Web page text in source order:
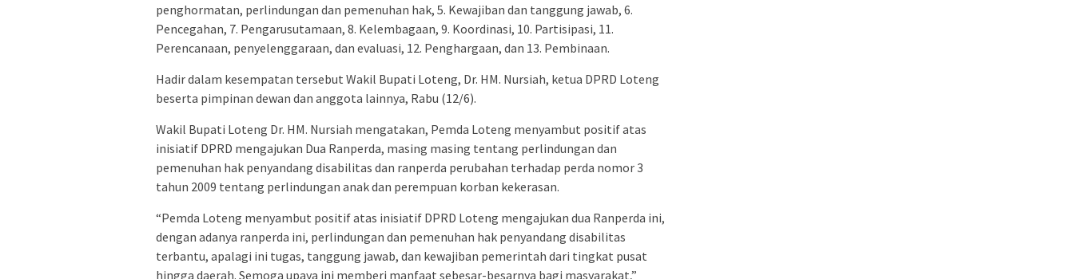
penghormatan, perlindungan dan pemenuhan hak, 5. Kewajiban dan tanggung jawab, 6.
Pencegahan, 7. Pengarusutamaan, 8. Kelembagaan, 9. Koordinasi, 10. Partisipasi, 11.
Perencanaan, penyelenggaraan, dan evaluasi, 12. Penghargaan, dan 13. Pembinaan.
Hadir dalam kesempatan tersebut Wakil Bupati Loteng, Dr. HM. Nursiah, ketua DPRD Loteng
beserta pimpinan dewan dan anggota lainnya, Rabu (12/6).
Wakil Bupati Loteng Dr. HM. Nursiah mengatakan, Pemda Loteng menyambut positif atas
inisiatif DPRD mengajukan Dua Ranperda, masing masing tentang perlindungan dan
pemenuhan hak penyandang disabilitas dan ranperda perubahan terhadap perda nomor 3
tahun 2009 tentang perlindungan anak dan perempuan korban kekerasan.
“Pemda Loteng menyambut positif atas inisiatif DPRD Loteng mengajukan dua Ranperda ini,
dengan adanya ranperda ini, perlindungan dan pemenuhan hak penyandang disabilitas
terbantu, apalagi ini tugas, tanggung jawab, dan kewajiban pemerintah dari tingkat pusat
hingga daerah. Semoga upaya ini memberi manfaat sebesar-besarnya bagi masyarakat,”